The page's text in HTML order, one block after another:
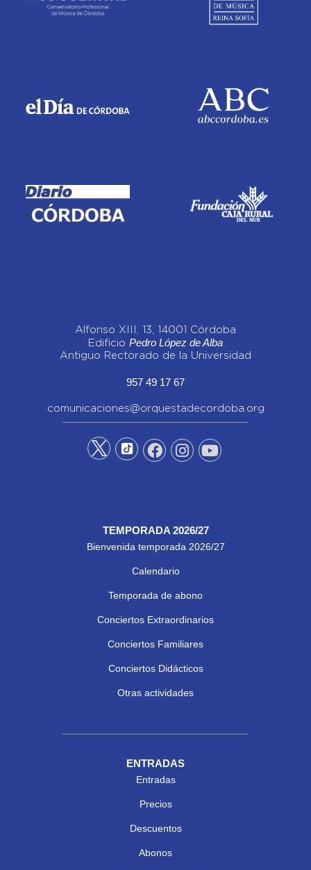
Alfonso XIII, 13, 14001 Córdoba
Edificio Pedro López de Alba
Antiguo Rectorado de la Universidad
957 49 17 67
comunicaciones@orquestadecordoba.org
TEMPORADA 2026/27
Bienvenida temporada 2026/27
Calendario
Temporada de abono
Conciertos Extraordinarios
Conciertos Familiares
Conciertos Didácticos
Otras actividades
ENTRADAS
Entradas
Precios
Descuentos
Abonos